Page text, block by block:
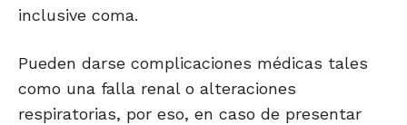
inclusive coma.
Pueden darse complicaciones médicas tales
como una falla renal o alteraciones
respiratorias, por eso, en caso de presentar